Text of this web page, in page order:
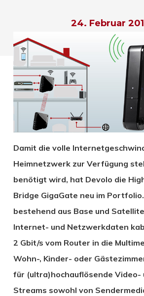
24. Februar
Damit die volle
Heimnetzwerk zur Verfügung
benötigt wird, hat Devolo die
Bridge GigaGate neu im
bestehend aus Base und
Internet- und Netzwerkdaten
2 Gbit/s vom Router in die
Wohn-, Kinder- oder
für (ultra)hochauflösende Video-
Streams sowohl von